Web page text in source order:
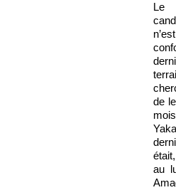
Le
de
au